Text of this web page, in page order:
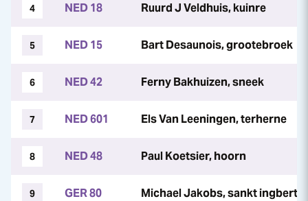
4 NED 18 Ruurd J Veldhuis, kuinre
5 NED 15 Bart Desaunois, grootebroek
6 NED 42 Ferny Bakhuizen, sneek
7 NED 601 Els Van Leeningen, terherne
8 NED 48 Paul Koetsier, hoorn
9 GER 80 Michael Jakobs, sankt ingbert